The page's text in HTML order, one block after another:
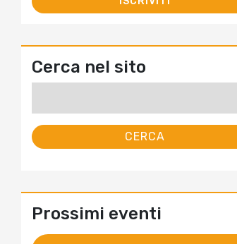
Cerca nel sito
Prossimi eventi